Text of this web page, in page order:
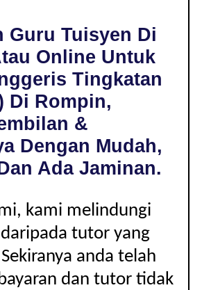
Guru Tuisyen Di
Online Untuk
Tingkatan
Di Rompin,
&
Dengan Mudah,
Ada Jaminan.
kami melindungi
tutor yang
anda telah
dan tutor tidak